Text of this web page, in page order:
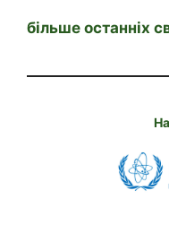
більше останніх